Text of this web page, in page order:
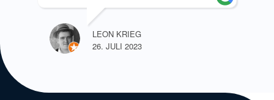
LEON KRIEG
26. JULI 2023